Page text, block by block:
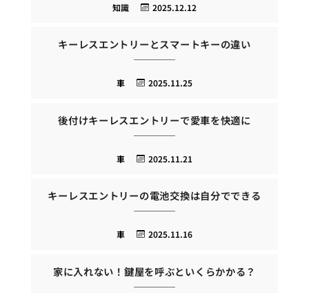
2025.12.12
知識
キーレスエントリーとスマートキーの違い
2025.11.25
車
後付けキーレスエントリーで愛車を快適に
2025.11.21
車
キーレスエントリーの電池交換は自分でできる
2025.11.16
車
家に入れない！鍵屋を呼ぶといくらかかる？